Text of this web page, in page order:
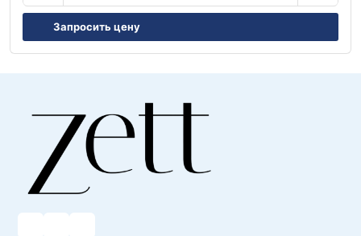
Запросить цену